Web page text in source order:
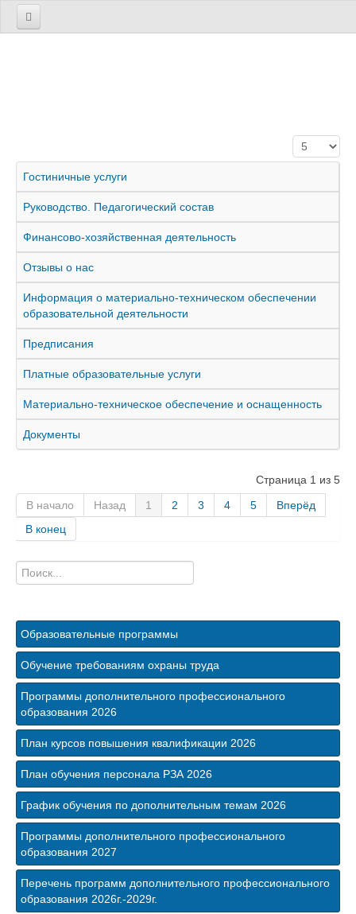
Руководство. Педагогический (научно-педагогический) состав
Материально-техническое обеспечение и оснащенность
образовательного процесса
Платные образовательные услуги
Финансово-хозяйственная деятельность
Вакантные места для приема (перевода)
Отзывы о нас
программа
Материалы для обучения
АСОП
Фотоотчёты
Кол-во
Гостиничные услуги
Руководство. Педагогический состав
Финансово-хозяйственная деятельность
Отзывы о нас
Информация о материально-техническом обеспечении
образовательной деятельности
Предписания
Платные образовательные услуги
Материально-техническое обеспечение и оснащенность
Документы
Страница 1 из 5
В начало
Назад 1 2 3 4 5
Вперёд
В конец
Искать...
Образовательные программы
Обучение требованиям охраны труда
Программы дополнительного профессионального
образования 2026
План курсов повышения квалификации 2026
План обучения персонала РЗА 2026
График обучения по дополнительным темам 2026
Программы дополнительного профессионального
образования 2027
Перечень программ дополнительного профессионального
образования 2026г.-2029г.